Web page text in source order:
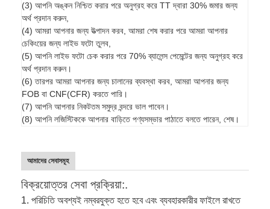
(3) আপনি অঙ্কন নিশ্চিত করার পরে অনুগ্রহ করে TT দ্বারা 30% জমার জন্য
অর্থ প্রদান করুন,
(4) আমরা আপনার জন্য উত্পাদন করব, আমরা শেষ করার পরে আমরা আপনার
চেকিংয়ের জন্য লাইভ ফটো তুলব,
(5) আপনি লাইভ ফটো চেক করার পরে 70% ব্যালেন্স পেমেন্টের জন্য অনুগ্রহ করে
অর্থ প্রদান করুন।
(6) তারপর আমরা আপনার জন্য চালানের ব্যবস্থা করব, আমরা আপনার জন্য
FOB বা CNF(CFR) করতে পারি।
(7) আপনি আপনার নিকটতম সমুদ্র বন্দরে ভাল পাবেন।
(8) আপনি লজিস্টিককে আপনার বাড়িতে পণ্যসম্ভার পাঠাতে বলতে পারেন, শেষ।
আমাদের সেবাসমূহ
বিক্রয়োত্তর সেবা প্রক্রিয়া:.
1. পরিচিতি অবশ্যই নম্বরযুক্ত হতে হবে এবং ব্যবহারকারীর ফাইলে রাখতে